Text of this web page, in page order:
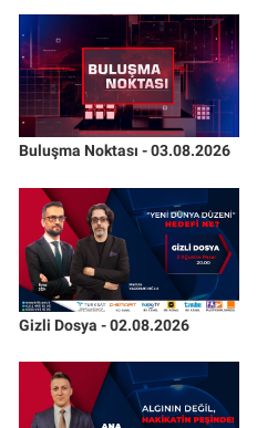
Buluşma Noktası - 03.08.2026
Gizli Dosya - 02.08.2026